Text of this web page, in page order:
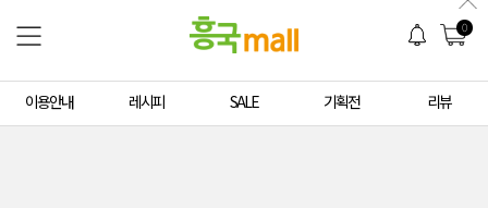
0
이용안내 레시피 SALE 기획전 리뷰